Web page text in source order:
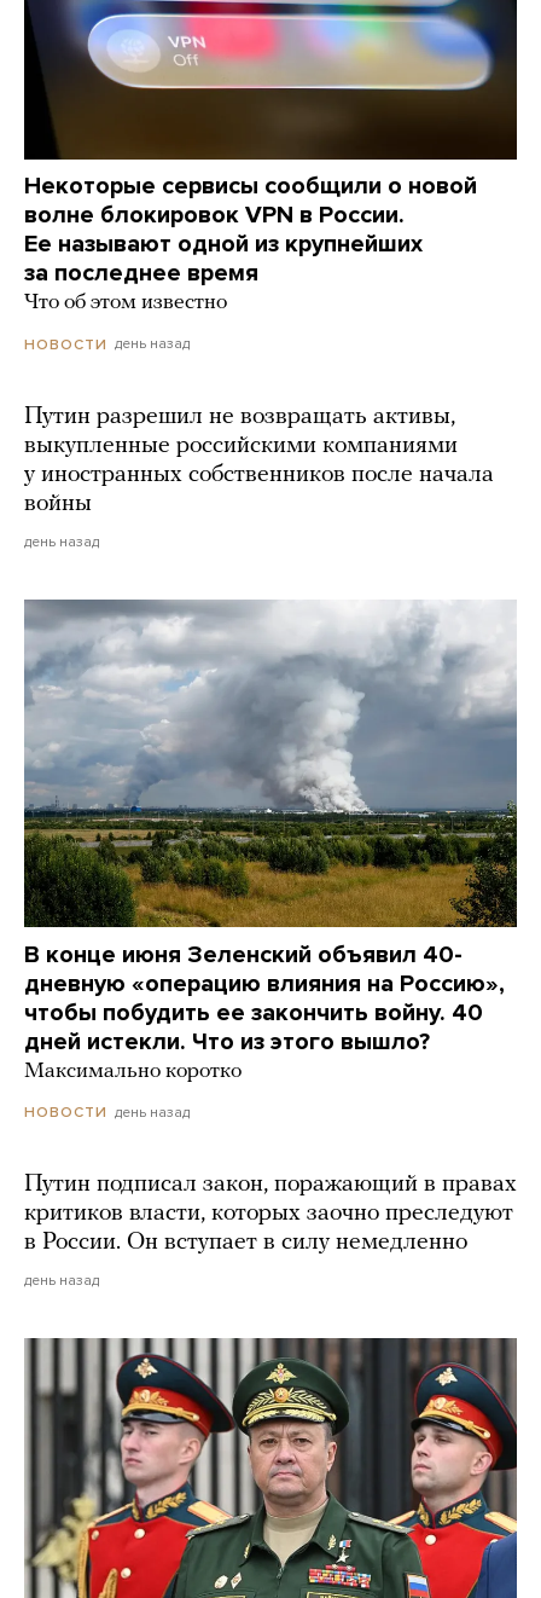
Некоторые сервисы сообщили о новой
волне блокировок VPN в России.
Ее называют одной из крупнейших
за последнее время
Что об этом известно
НОВОСТИ день назад
Путин разрешил не возвращать активы,
выкупленные российскими компаниями
у иностранных собственников после начала
войны
день назад
В конце июня Зеленский объявил 40-
дневную «операцию влияния на Россию»,
чтобы побудить ее закончить войну. 40
дней истекли. Что из этого вышло?
Максимально коротко
НОВОСТИ день назад
Путин подписал закон, поражающий в правах
критиков власти, которых заочно преследуют
в России. Он вступает в силу немедленно
день назад